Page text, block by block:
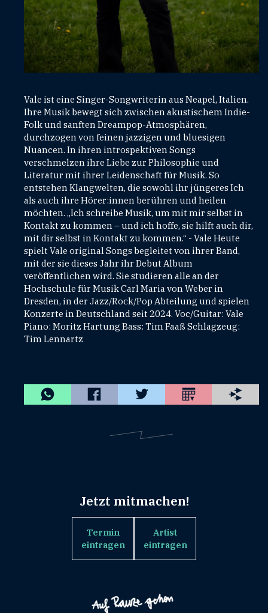
Vale ist eine Singer-Songwriterin aus Neapel, Italien.
Ihre Musik bewegt sich zwischen akustischem Indie-
Folk und sanften Dreampop-Atmosphären,
durchzogen von feinen jazzigen und bluesigen
Nuancen. In ihren introspektiven Songs
verschmelzen ihre Liebe zur Philosophie und
Literatur mit ihrer Leidenschaft für Musik. So
entstehen Klangwelten, die sowohl ihr jüngeres Ich
als auch ihre Hörer:innen berühren und heilen
möchten. „Ich schreibe Musik, um mit mir selbst in
Kontakt zu kommen – und ich hoffe, sie hilft auch dir,
mit dir selbst in Kontakt zu kommen.“ - Vale Heute
spielt Vale original Songs begleitet von ihrer Band,
mit der sie dieses Jahr ihr Debut Album
veröffentlichen wird. Sie studieren alle an der
Hochschule für Musik Carl Maria von Weber in
Dresden, in der Jazz/Rock/Pop Abteilung und spielen
Konzerte in Deutschland seit 2024. Voc/Guitar: Vale
Piano: Moritz Hartung Bass: Tim Faaß Schlagzeug:
Tim Lennartz
Jetzt mitmachen!
Termin
eintragen
Artist
eintragen